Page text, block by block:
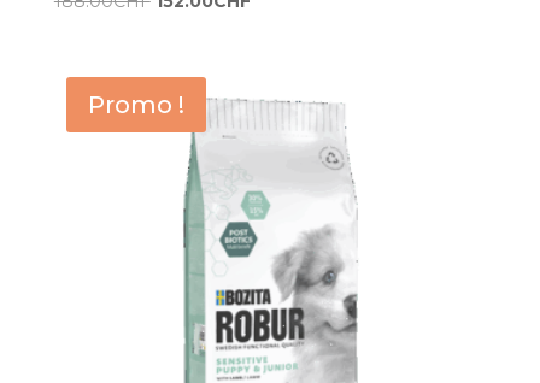
était :
188.00CHF.
152.00CHF.
Promo !